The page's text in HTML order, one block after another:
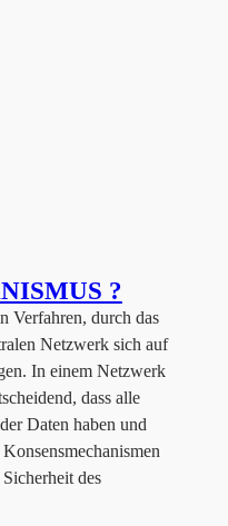
?
Verfahren, durch das
Netzwerk sich auf
In einem Netzwerk
dass alle
Daten haben und
des